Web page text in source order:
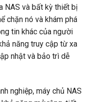
NAS và bất kỳ thiết bị
chặn nó và khám phá
tin khác của người
năng truy cập từ xa
nhật và bảo trì dễ
nghiệp, máy chủ NAS